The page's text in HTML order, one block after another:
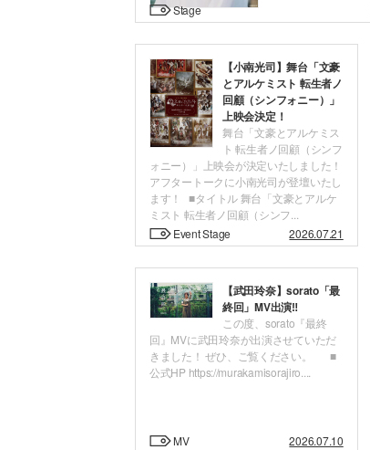
Stage
【小南光司】舞台「文豪
とアルケミスト 転生者ノ
回顧（シンフォニー）」
上映会決定！
舞台「文豪とアルケミス
ト 転生者ノ回顧（シンフ
ォニー）」上映会が決定いたしました！
アフタートークに小南光司が登壇いたし
ます！ ■タイトル 舞台「文豪とアルケ
ミスト 転生者ノ回顧（シンフ...
Event Stage
2026.07.21
【武田玲奈】sorato「最
終回」MV出演‼
この度、sorato『最終
回』MVに武田玲奈が出演させていただ
きました！ ぜひ、ご覧ください。 ■
公式HP https://murakamisorajiro....
MV 2026.07.10